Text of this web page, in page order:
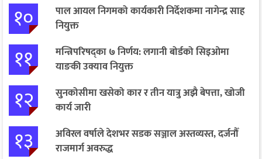
१०
पाल आयल निगमको कार्यकारी निर्देशकमा नागेन्द्र साह
नियुक्त
११
मन्त्रिपरिषद्का ७ निर्णय: लगानी बोर्डको सिइओमा
याङकी उक्याव नियुक्त
१२
सुनकोसीमा खसेको कार र तीन यात्रु अझै बेपत्ता, खोजी
कार्य जारी
१३
अविरल वर्षाले देशभर सडक सञ्जाल अस्तव्यस्त, दर्जनौँ
राजमार्ग अवरुद्ध